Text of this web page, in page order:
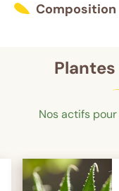
Composition
Nos actifs